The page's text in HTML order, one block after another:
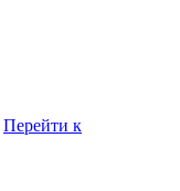
Перейти к